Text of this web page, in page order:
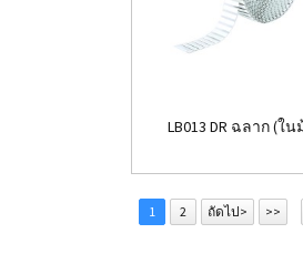
LB013 DR ฉลาก (ใ
1 2 ถัดไป> >>